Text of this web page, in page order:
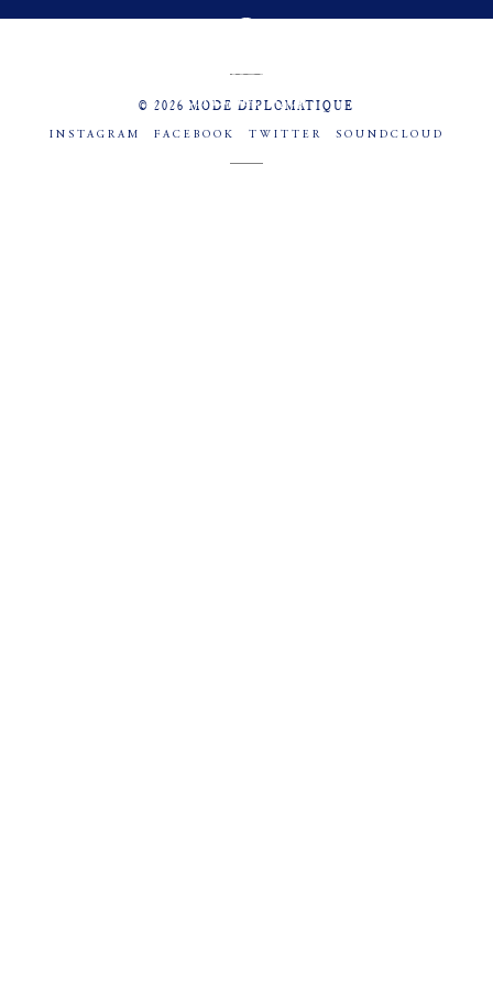
© 2026 MODE DIPLOMATIQUE
INSTAGRAM FACEBOOK TWITTER SOUNDCLOUD